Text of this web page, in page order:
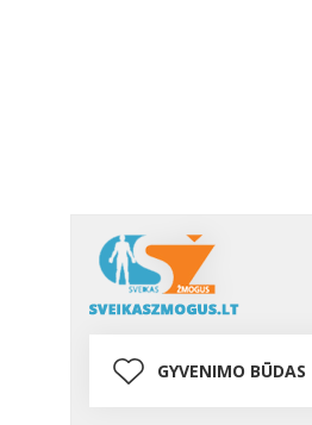
GYVENIMO BŪDAS